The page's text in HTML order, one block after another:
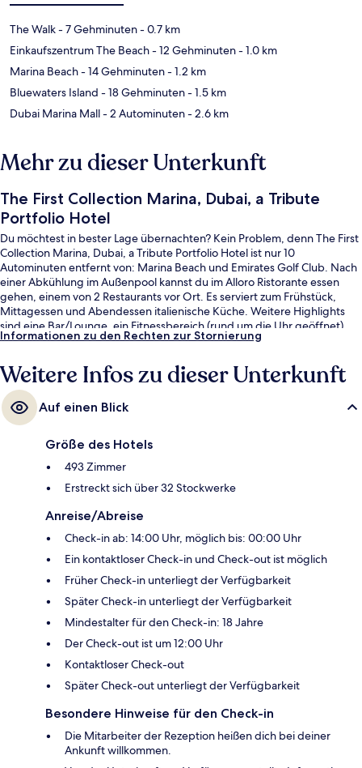
The Walk- 7 Gehminuten- 0.7 km
Einkaufszentrum The Beach- 12 Gehminuten- 1.0 km
Marina Beach- 14 Gehminuten- 1.2 km
Bluewaters Island - 18 Gehminuten- 1.5 km
Dubai Marina Mall- 2 Autominuten- 2.6 km
Mehr zu dieser Unterkunft
The First Collection Marina, Dubai, a Tribute
Portfolio Hotel
Du möchtest in bester Lage übernachten? Kein Problem, denn The First
Collection Marina, Dubai, a Tribute Portfolio Hotel ist nur 10
Autominuten entfernt von: Marina Beach und Emirates Golf Club. Nach
einer Abkühlung im Außenpool kannst du im Alloro Ristorante essen
gehen, einem von 2 Restaurants vor Ort. Es serviert zum Frühstück,
Mittagessen und Abendessen italienische Küche. Weitere Highlights
sind eine Bar/Lounge, ein Fitnessbereich (rund um die Uhr geöffnet)
und Fitnessmöglichkeiten. Andere Reisende lieben das hilfsbereite
öffentlichen Verkehrsmitteln entfernt: Zur U-Bahn
(Straßenbahnhaltestelle Jumeirah Beach Residence 2) sind es 15
Minuten.
Informationen zu den Rechten zur Stornierung
Weitere Infos zu dieser Unterkunft
Auf einen Blick
Größe des Hotels
493 Zimmer
Erstreckt sich über 32 Stockwerke
Anreise/Abreise
Check-in ab: 14:00 Uhr, möglich bis: 00:00 Uhr
Ein kontaktloser Check-in und Check-out ist möglich
Früher Check-in unterliegt der Verfügbarkeit
Später Check-in unterliegt der Verfügbarkeit
Mindestalter für den Check-in: 18 Jahre
Der Check-out ist um 12:00 Uhr
Kontaktloser Check-out
Später Check-out unterliegt der Verfügbarkeit
Besondere Hinweise für den Check-in
Die Mitarbeiter der Rezeption heißen dich bei deiner
Ankunft willkommen.